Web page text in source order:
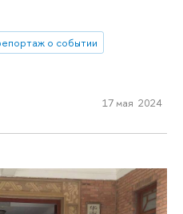
о событии
17 мая 2024